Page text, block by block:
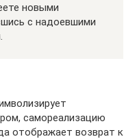
новыми
с надоевшими
самореализацию
отображает возврат к